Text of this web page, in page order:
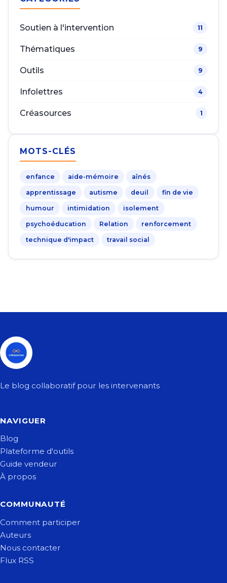
Soutien à l'intervention 11
Thématiques 9
Outils 9
Infolettres 4
Créasources 1
MOTS-CLÉS
enfance aide-mémoire aînés
apprentissage autisme deuil fin de vie
humour intimidation isolement
psychoéducation Relation renforcement
technique d'impact travail social
Le blog collaboratif pour les intervenants
NAVIGUER
Blog
Plateforme d'outils
Guide vendeur
À propos
COMMUNAUTÉ
Comment participer
Auteurs
Nous contacter
Flux RSS